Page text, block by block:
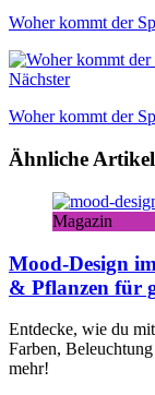
Woher kommt der
Nächster
Woher kommt der
Ähnliche Artikel
Magazin
Mood-Design
& Pflanzen für
Entdecke, wie du
Farben,
mehr!